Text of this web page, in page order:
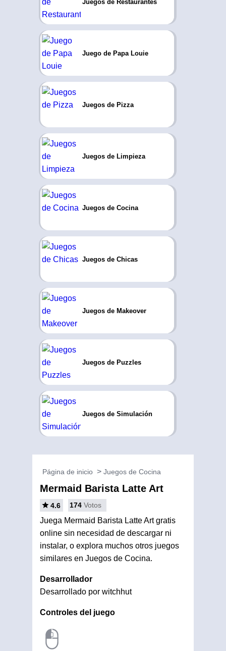
Juegos de Restaurantes
Juego de Papa Louie
Juegos de Pizza
Juegos de Limpieza
Juegos de Cocina
Juegos de Chicas
Juegos de Makeover
Juegos de Puzzles
Juegos de Simulación
Página de inicio Juegos de Cocina
Mermaid Barista Latte Art
4.6 174 Votos
Juega Mermaid Barista Latte Art gratis
online sin necesidad de descargar ni
instalar, o explora muchos otros juegos
similares en Juegos de Cocina.
Desarrollador
Desarrollado por witchhut
Controles del juego